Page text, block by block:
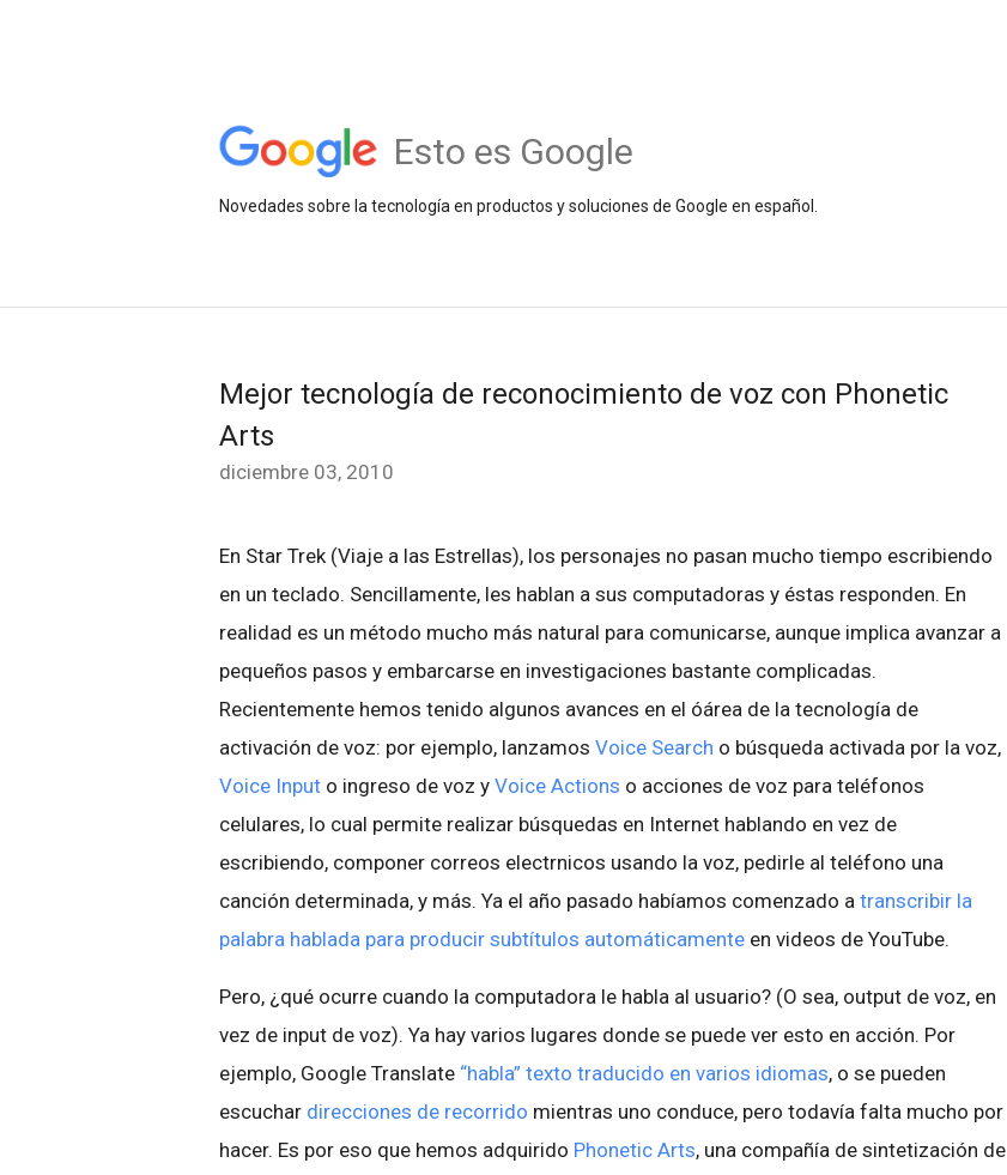
Esto es Google
Novedades sobre la tecnología en productos y soluciones de Google en español.
Mejor tecnología de reconocimiento de voz con Phonetic
Arts
diciembre 03, 2010
En Star Trek (Viaje a las Estrellas), los personajes no pasan mucho tiempo escribiendo
en un teclado. Sencillamente, les hablan a sus computadoras y éstas responden. En
realidad es un método mucho más natural para comunicarse, aunque implica avanzar a
pequeños pasos y embarcarse en investigaciones bastante complicadas.
Recientemente hemos tenido algunos avances en el óárea de la tecnología de
activación de voz: por ejemplo, lanzamos Voice Search o búsqueda activada por la voz,
Voice Input o ingreso de voz y Voice Actions o acciones de voz para teléfonos
celulares, lo cual permite realizar búsquedas en Internet hablando en vez de
escribiendo, componer correos electrnicos usando la voz, pedirle al teléfono una
canción determinada, y más. Ya el año pasado habíamos comenzado a transcribir la
palabra hablada para producir subtítulos automáticamente en videos de YouTube.
Pero, ¿qué ocurre cuando la computadora le habla al usuario? (O sea, output de voz, en
vez de input de voz). Ya hay varios lugares donde se puede ver esto en acción. Por
ejemplo, Google Translate “habla” texto traducido en varios idiomas, o se pueden
escuchar direcciones de recorrido mientras uno conduce, pero todavía falta mucho por
hacer. Es por eso que hemos adquirido Phonetic Arts, una compañía de sintetización de